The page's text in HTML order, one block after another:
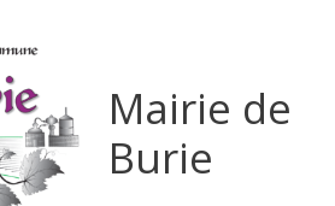
Mairie de
Burie